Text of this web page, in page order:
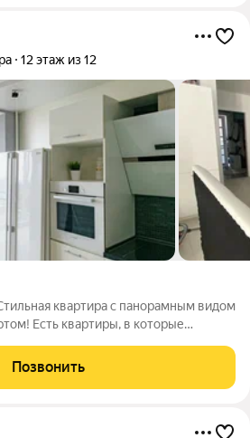
12 этаж из 12
Есть квартиры, в которые
Продаётся просторная и уютная
Позвонить